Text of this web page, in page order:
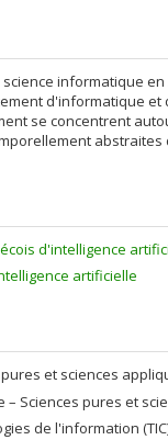
informatique
d'informatique
se concentrent
abstraites
d'intelligence
artificielle
et sciences
Sciences pures et
de l'information